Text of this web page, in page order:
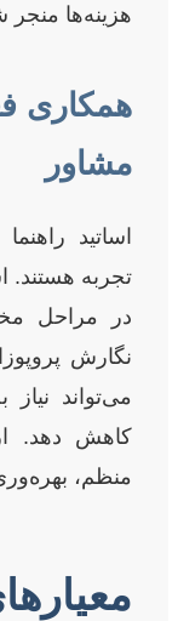
هزینه‌ها منجر
همکاری
مشاور
اساتید
تجربه هستند.
در مراحل
نگارش
می‌تواند
کاهش دهد.
منظم،